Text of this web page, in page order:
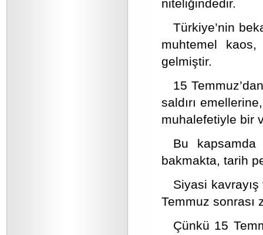
niteliğindedir.
Türkiye’nin
muhtemel
gelmiştir.
15
saldırı
muhalefetiyle bir
Bu
bakmakta, tarih
Siyasi
Temmuz sonrası
Çünkü 15